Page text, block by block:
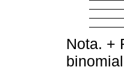
Nota. +